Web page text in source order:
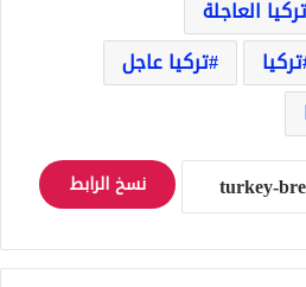
العاجلة
تركيا
تركيا عاجل
نسخ الرابط